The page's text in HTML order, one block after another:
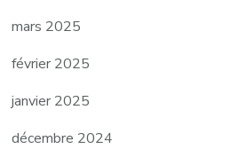
mars 2025
février 2025
janvier 2025
décembre 2024